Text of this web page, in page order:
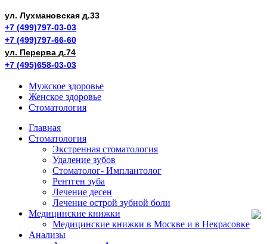
ул. Лухмановская д.33
+7 (499)797-03-03
+7 (499)797-66-60
ул. Перерва д.74
+7 (495)658-03-03
Мужское здоровье
Женское здоровье
Стоматология
Главная
Стоматология
Экстренная стоматология
Удаление зубов
Стоматолог- Имплантолог
Рентген зуба
Лечение десен
Лечение острой зубной боли
Медицинские книжки
Медицинские книжки в Москве и в Некрасовке
Анализы